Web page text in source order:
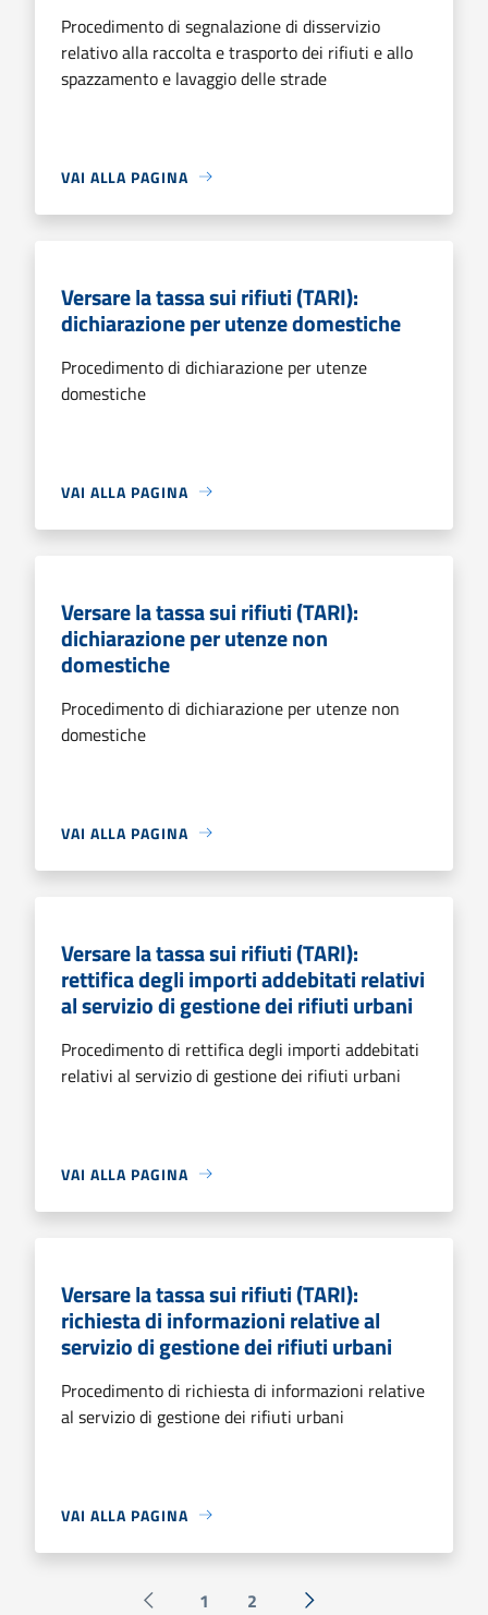
Procedimento di segnalazione di disservizio
relativo alla raccolta e trasporto dei rifiuti e allo
spazzamento e lavaggio delle strade
VAI ALLA PAGINA
Versare la tassa sui rifiuti (TARI):
dichiarazione per utenze domestiche
Procedimento di dichiarazione per utenze
domestiche
VAI ALLA PAGINA
Versare la tassa sui rifiuti (TARI):
dichiarazione per utenze non
domestiche
Procedimento di dichiarazione per utenze non
domestiche
VAI ALLA PAGINA
Versare la tassa sui rifiuti (TARI):
rettifica degli importi addebitati relativi
al servizio di gestione dei rifiuti urbani
Procedimento di rettifica degli importi addebitati
relativi al servizio di gestione dei rifiuti urbani
VAI ALLA PAGINA
Versare la tassa sui rifiuti (TARI):
richiesta di informazioni relative al
servizio di gestione dei rifiuti urbani
Procedimento di richiesta di informazioni relative
al servizio di gestione dei rifiuti urbani
VAI ALLA PAGINA
1 2